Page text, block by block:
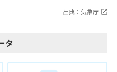
出典：気象庁
タ